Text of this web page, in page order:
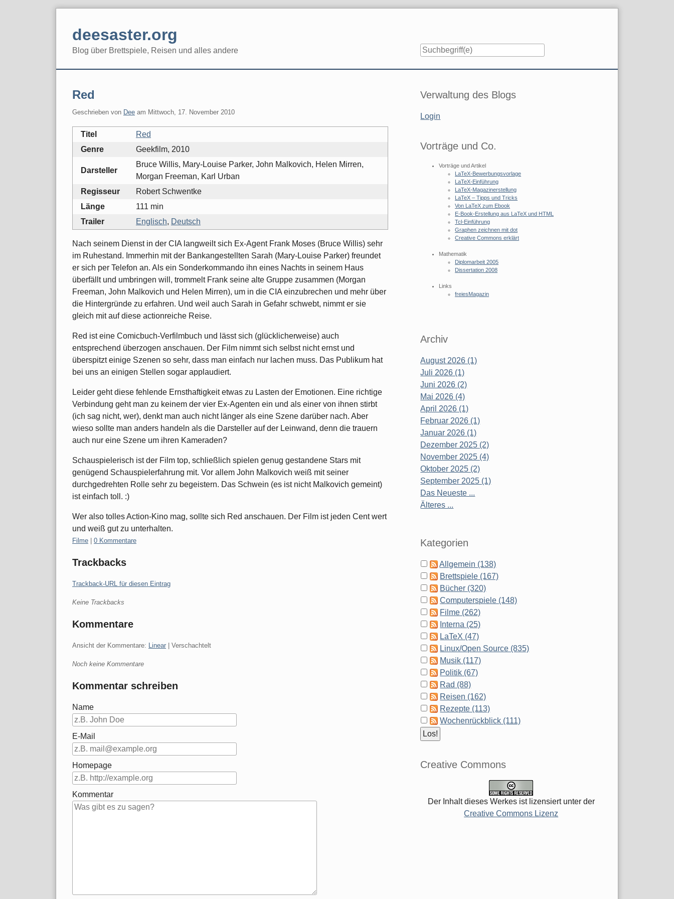
deesaster.org
Blog über Brettspiele, Reisen und alles andere
Red
Geschrieben von Dee am Mittwoch, 17. November 2010
Titel
Red
Genre
Geekfilm, 2010
Darsteller
Bruce Willis, Mary-Louise Parker, John Malkovich, Helen Mirren,
Morgan Freeman, Karl Urban
Regisseur
Robert Schwentke
Länge
111 min
Trailer
Englisch, Deutsch
Nach seinem Dienst in der CIA langweilt sich Ex-Agent Frank Moses (Bruce Willis) sehr
im Ruhestand. Immerhin mit der Bankangestellten Sarah (Mary-Louise Parker) freundet
er sich per Telefon an. Als ein Sonderkommando ihn eines Nachts in seinem Haus
überfällt und umbringen will, trommelt Frank seine alte Gruppe zusammen (Morgan
Freeman, John Malkovich und Helen Mirren), um in die CIA einzubrechen und mehr über
die Hintergründe zu erfahren. Und weil auch Sarah in Gefahr schwebt, nimmt er sie
gleich mit auf diese actionreiche Reise.
Red ist eine Comicbuch-Verfilmbuch und lässt sich (glücklicherweise) auch
entsprechend überzogen anschauen. Der Film nimmt sich selbst nicht ernst und
überspitzt einige Szenen so sehr, dass man einfach nur lachen muss. Das Publikum hat
bei uns an einigen Stellen sogar applaudiert.
Leider geht diese fehlende Ernsthaftigkeit etwas zu Lasten der Emotionen. Eine richtige
Verbindung geht man zu keinem der vier Ex-Agenten ein und als einer von ihnen stirbt
(ich sag nicht, wer), denkt man auch nicht länger als eine Szene darüber nach. Aber
wieso sollte man anders handeln als die Darsteller auf der Leinwand, denn die trauern
auch nur eine Szene um ihren Kameraden?
Schauspielerisch ist der Film top, schließlich spielen genug gestandene Stars mit
genügend Schauspielerfahrung mit. Vor allem John Malkovich weiß mit seiner
durchgedrehten Rolle sehr zu begeistern. Das Schwein (es ist nicht Malkovich gemeint)
ist einfach toll. :)
Wer also tolles Action-Kino mag, sollte sich Red anschauen. Der Film ist jeden Cent wert
und weiß gut zu unterhalten.
Kategorien:
Filme | 0 Kommentare
Trackbacks
Trackback-URL für diesen Eintrag
Keine Trackbacks
Kommentare
Ansicht der Kommentare: Linear | Verschachtelt
Noch keine Kommentare
Kommentar schreiben
Name
E-Mail
Homepage
Kommentar
Seitenleiste
Verwaltung des Blogs
Login
Vorträge und Co.
Vorträge und Artikel
LaTeX-Bewerbungsvorlage
LaTeX-Einführung
LaTeX-Magazinerstellung
LaTeX – Tipps und Tricks
Von LaTeX zum Ebook
E-Book-Erstellung aus LaTeX und HTML
Tcl-Einführung
Graphen zeichnen mit dot
Creative Commons erklärt
Mathematik
Diplomarbeit 2005
Dissertation 2008
Links
freiesMagazin
Archiv
August 2026 (1)
Juli 2026 (1)
Juni 2026 (2)
Mai 2026 (4)
April 2026 (1)
Februar 2026 (1)
Januar 2026 (1)
Dezember 2025 (2)
November 2025 (4)
Oktober 2025 (2)
September 2025 (1)
Das Neueste ...
Älteres ...
Kategorien
Allgemein (138)
Brettspiele (167)
Bücher (320)
Computerspiele (148)
Filme (262)
Interna (25)
LaTeX (47)
Linux/Open Source (835)
Musik (117)
Politik (67)
Rad (88)
Reisen (162)
Rezepte (113)
Wochenrückblick (111)
Creative Commons
Der Inhalt dieses Werkes ist lizensiert unter der
Creative Commons Lizenz